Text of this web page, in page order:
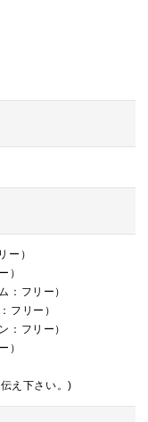
ー）
）
：フリー）
フリー）
：フリー）
）
え下さい。)